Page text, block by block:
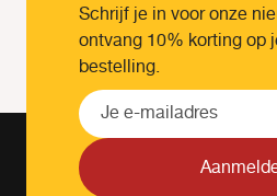
Schrijf je in voor onze
ontvang 10% korting op
bestelling.